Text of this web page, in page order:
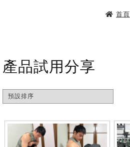
首頁
產品試用分享